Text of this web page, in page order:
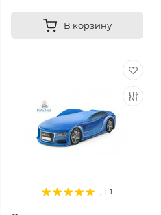
В корзину
1